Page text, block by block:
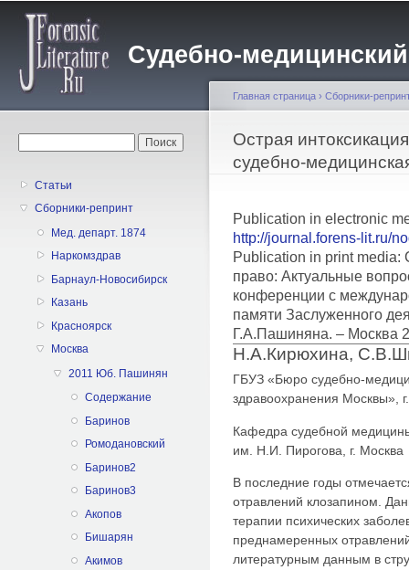
Судебно-
Статьи
Сборники-репринт
Мед. департ. 1874
Наркомздрав
Барнаул-Новосибирск
Казань
Красноярск
Москва
2011 Юб. Пашинян
Содержание
Баринов
Ромодановский
Баринов2
Баринов3
Акопов
Бишарян
Акимов
Вы здесь
Главная страница › Сборники-
Острая
судебно-
Publication in electronic
http://journal.forens-lit.ru/
Publication in print media:
право: Актуальные
конференции с
памяти Заслуженного
Г.А.Пашиняна. – Москва
Н.А.Кирюхина,
ГБУЗ «Бюро судебно-
здравоохранения Москвы»,
Кафедра судебной
им. Н.И. Пирогова, г. Москва
В последние годы
отравлений клозапином.
терапии психических
преднамеренных
литературным данным в